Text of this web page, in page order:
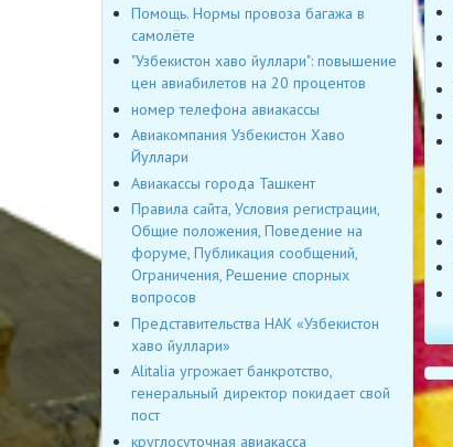
Помощь. Нормы провоза багажа в
самолёте
"Узбекистон хаво йуллари": повышение
цен авиабилетов на 20 процентов
номер телефона авиакассы
Авиакомпания Узбекистон Хаво
Йуллари
Авиакассы города Ташкент
Правила сайта, Условия регистрации,
Общие положения, Поведение на
форуме, Публикация сообщений,
Ограничения, Решение спорных
вопросов
Представительства НАК «Узбекистон
хаво йуллари»
Alitalia угрожает банкротство,
генеральный директор покидает свой
пост
круглосуточная авиакасса